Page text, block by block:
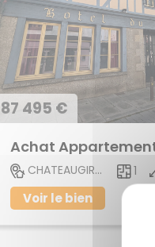
87 495 €
CHATEAUGIRON 1
Voir le bien